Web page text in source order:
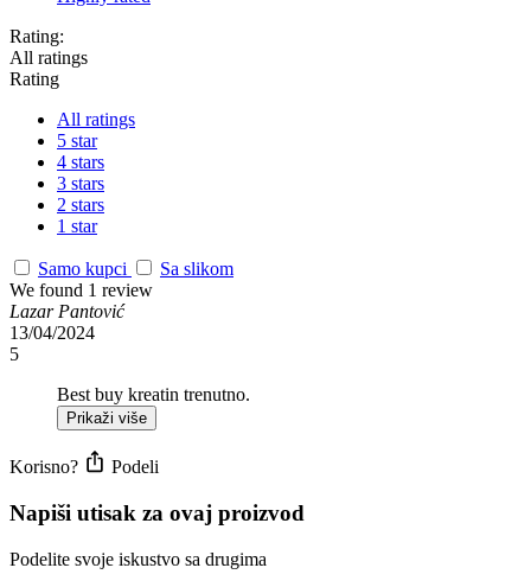
Rating:
All ratings
Rating
All ratings
5 star
4 stars
3 stars
2 stars
1 star
Samo kupci
Sa slikom
We found 1 review
Lazar Pantović
13/04/2024
5
Best buy kreatin trenutno.
Prikaži više
Korisno? Podeli
Napiši utisak za ovaj proizvod
Podelite svoje iskustvo sa drugima